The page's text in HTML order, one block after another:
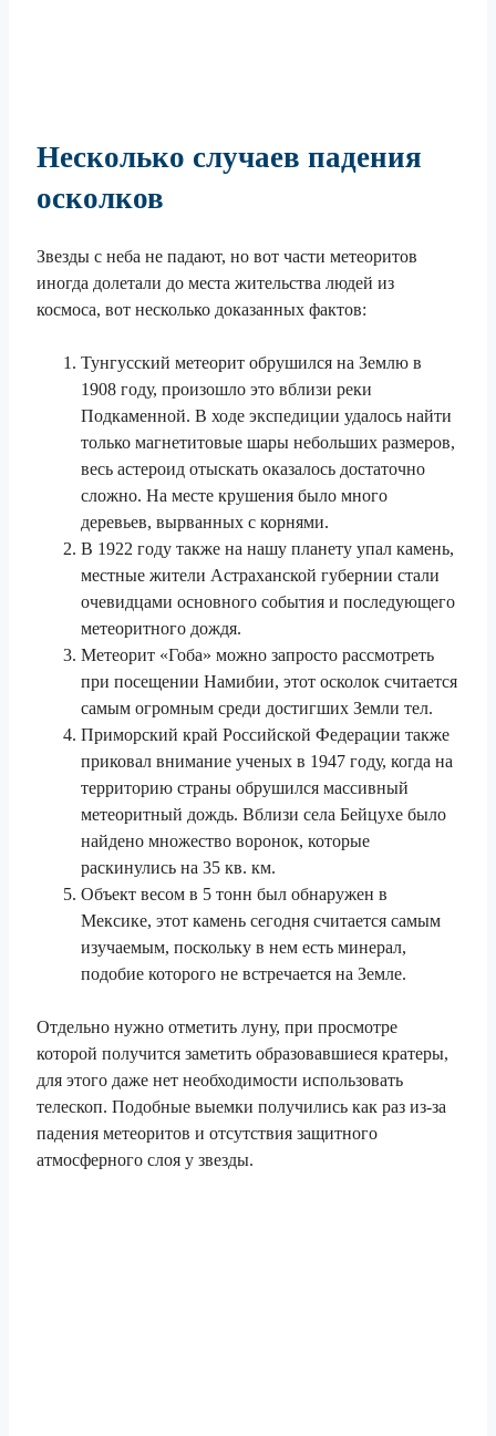
Несколько случаев падения
осколков
Звезды с неба не падают, но вот части метеоритов
иногда долетали до места жительства людей из
космоса, вот несколько доказанных фактов:
Тунгусский метеорит обрушился на Землю в
1908 году, произошло это вблизи реки
Подкаменной. В ходе экспедиции удалось найти
только магнетитовые шары небольших размеров,
весь астероид отыскать оказалось достаточно
сложно. На месте крушения было много
деревьев, вырванных с корнями.
В 1922 году также на нашу планету упал камень,
местные жители Астраханской губернии стали
очевидцами основного события и последующего
метеоритного дождя.
Метеорит «Гоба» можно запросто рассмотреть
при посещении Намибии, этот осколок считается
самым огромным среди достигших Земли тел.
Приморский край Российской Федерации также
приковал внимание ученых в 1947 году, когда на
территорию страны обрушился массивный
метеоритный дождь. Вблизи села Бейцухе было
найдено множество воронок, которые
раскинулись на 35 кв. км.
Объект весом в 5 тонн был обнаружен в
Мексике, этот камень сегодня считается самым
изучаемым, поскольку в нем есть минерал,
подобие которого не встречается на Земле.
Отдельно нужно отметить луну, при просмотре
которой получится заметить образовавшиеся кратеры,
для этого даже нет необходимости использовать
телескоп. Подобные выемки получились как раз из-за
падения метеоритов и отсутствия защитного
атмосферного слоя у звезды.